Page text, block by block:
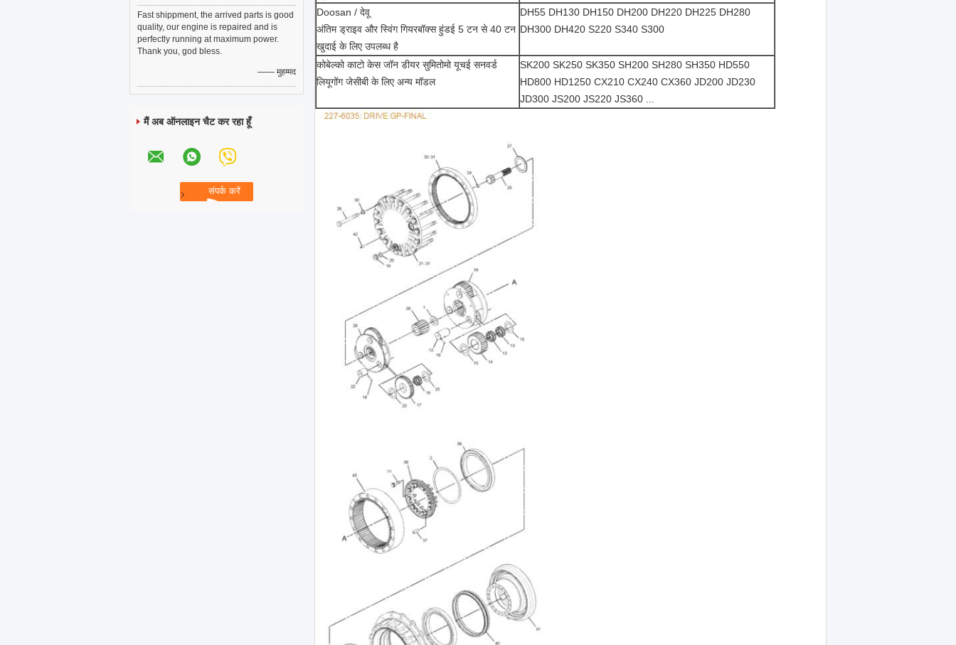
Fast shippment, the arrived parts is good
quality, our engine is repaired and is
perfectly running at maximum power.
Thank you, god bless.
—— मुहम्मद
मैं अब ऑनलाइन चैट कर रहा हूँ
Doosan / देवू
अंतिम ड्राइव और स्विंग गियरबॉक्स हुंडई 5 टन से 40 टन
खुदाई के लिए उपलब्ध है
DH55 DH130 DH150 DH200 DH220 DH225 DH280
DH300 DH420 S220 S340 S300
कोबेल्को काटो केस जॉन डीयर सुमितोमो यूचई सनवर्ड
लियूगोंग जेसीबी के लिए अन्य मॉडल
SK200 SK250 SK350 SH200 SH280 SH350 HD550
HD800 HD1250 CX210 CX240 CX360 JD200 JD230
JD300 JS200 JS220 JS360 ...